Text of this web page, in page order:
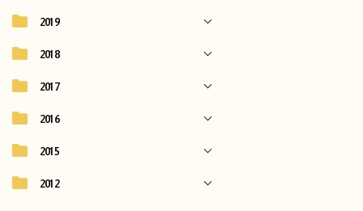
2019
2018
2017
2016
2015
2012